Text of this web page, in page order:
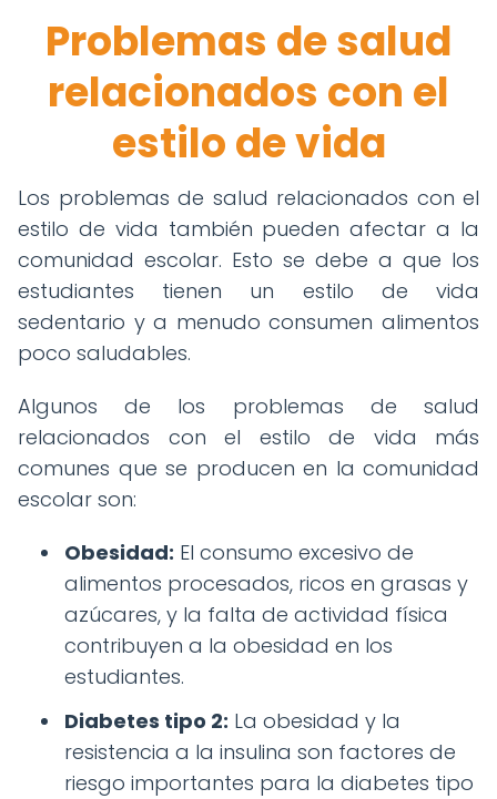
Problemas de salud
relacionados con el
estilo de vida
Los problemas de salud relacionados con el
estilo de vida también pueden afectar a la
comunidad escolar. Esto se debe a que los
estudiantes tienen un estilo de vida
sedentario y a menudo consumen alimentos
poco saludables.
Algunos de los problemas de salud
relacionados con el estilo de vida más
comunes que se producen en la comunidad
escolar son:
Obesidad: El consumo excesivo de
alimentos procesados, ricos en grasas y
azúcares, y la falta de actividad física
contribuyen a la obesidad en los
estudiantes.
Diabetes tipo 2: La obesidad y la
resistencia a la insulina son factores de
riesgo importantes para la diabetes tipo